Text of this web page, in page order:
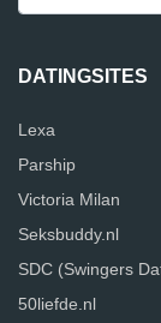
DATINGSITES
Lexa
Parship
Victoria Milan
Seksbuddy.nl
SDC (Swingers
50liefde.nl